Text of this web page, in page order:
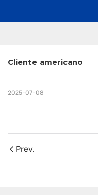
Cliente americano
2025-07-08
Prev.